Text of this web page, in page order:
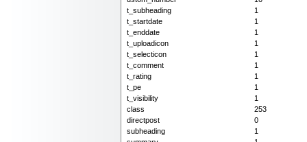
t_subheading
1
t_startdate
1
t_enddate
1
t_uploadicon
1
t_selecticon
1
t_comment
1
t_rating
1
t_pe
1
t_visibility
1
class
253
directpost
0
subheading
1